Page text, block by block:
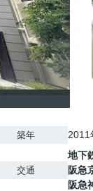
築年 2011
交通
地下
阪急
阪急